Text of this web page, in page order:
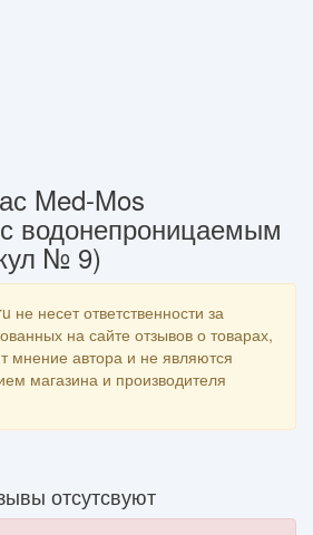
Med-Mos
водонепроницаемым
№ 9)
не несет ответственности за
на сайте отзывов о товарах,
мнение автора и не являются
магазина и производителя
отсутсвуют